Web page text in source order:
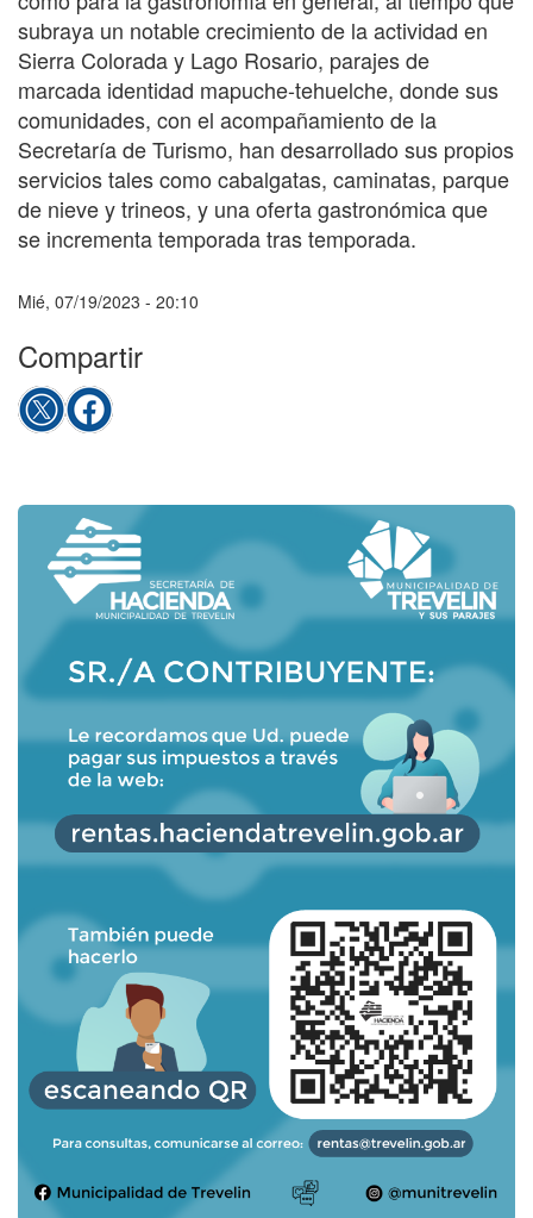
subraya un notable crecimiento de la actividad en
Sierra Colorada y Lago Rosario, parajes de
marcada identidad mapuche-tehuelche, donde sus
comunidades, con el acompañamiento de la
Secretaría de Turismo, han desarrollado sus propios
servicios tales como cabalgatas, caminatas, parque
de nieve y trineos, y una oferta gastronómica que
se incrementa temporada tras temporada.
Mié, 07/19/2023 - 20:10
Compartir